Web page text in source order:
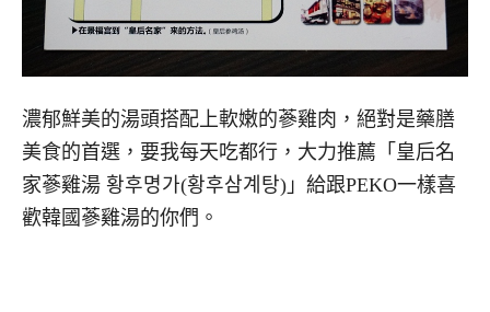
濃郁鮮美的湯頭搭配上軟嫩的蔘雞肉，絕對是藥膳
美食的首選，要我每天吃都行，大力推薦「皇后名
家蔘雞湯 황후명가(황후삼계탕)」給跟PEKO一樣喜
歡韓國蔘雞湯的你們。